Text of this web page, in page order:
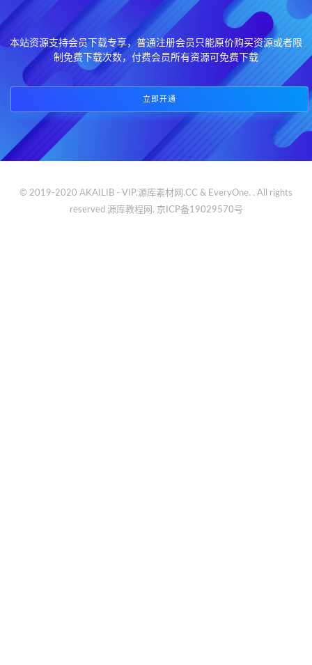
本站资源支持会员下载专享，普通注册会员只能原价购买资源或者限
制免费下载次数，付费会员所有资源可免费下载
立即开通
© 2019-2020 AKAILIB - VIP.源库素材网.CC & EveryOne. . All rights
reserved 源库教程网. 京ICP备19029570号